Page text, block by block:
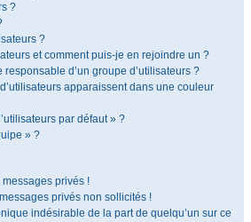
?
?
et comment puis-je en rejoindre un ?
d’un groupe d’utilisateurs ?
apparaissent dans une couleur
par défaut » ?
» ?
privés !
privés non sollicités !
indésirable de la part de quelqu’un sur ce